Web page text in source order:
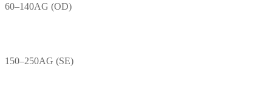
60–140AG (OD)
150–250AG (SE)